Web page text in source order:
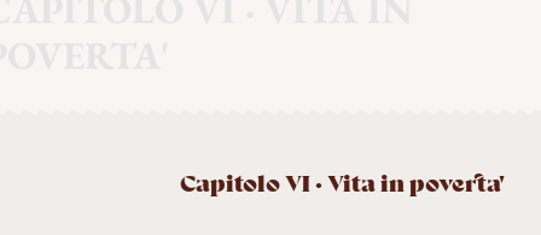
Capitolo VI · Vita in poverta'